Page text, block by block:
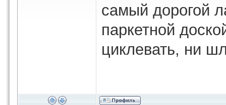
самый дорогой
паркетной
циклевать, ни